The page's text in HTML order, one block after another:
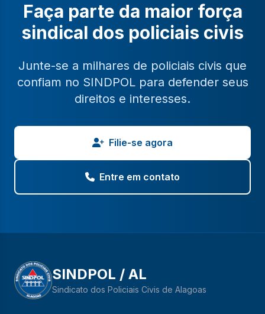
Faça parte da maior força
sindical dos policiais civis
Junte-se a milhares de policiais civis que
confiam no SINDPOL para defender seus
direitos e interesses.
Filie-se agora
Entre em contato
SINDPOL / AL
Sindicato dos Policiais Civis de Alagoas